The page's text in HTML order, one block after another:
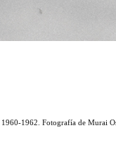
, 1960-1962. Fotografía de Murai